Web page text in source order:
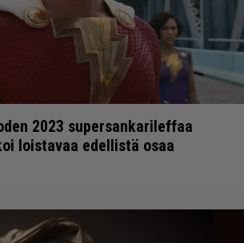
2023 supersankarileffaa
loistavaa edellistä osaa